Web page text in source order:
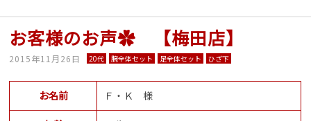
お客様のお声✿ 【梅田店】
2015年11月26日 20代 腕全体セット 足全体セット ひざ下
お名前 Ｆ・Ｋ 様